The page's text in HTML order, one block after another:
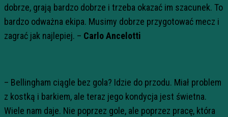
dobrze, grają bardzo dobrze i trzeba okazać im szacunek. To
bardzo odważna ekipa. Musimy dobrze przygotować mecz i
zagrać jak najlepiej. – Carlo Ancelotti
– Bellingham ciągle bez gola? Idzie do przodu. Miał problem
z kostką i barkiem, ale teraz jego kondycja jest świetna.
Wiele nam daje. Nie poprzez gole, ale poprzez pracę, która